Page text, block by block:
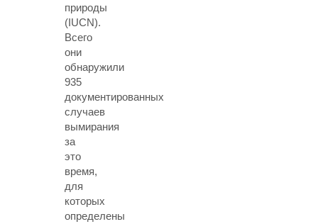
природы
(IUCN).
Всего
они
обнаружили
935
документированных
случаев
вымирания
за
это
время,
для
которых
определены